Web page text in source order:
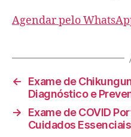
Agendar pelo
←
Exame de
Diagnóstico e
→
Exame de COVID
Cuidados Essenciais